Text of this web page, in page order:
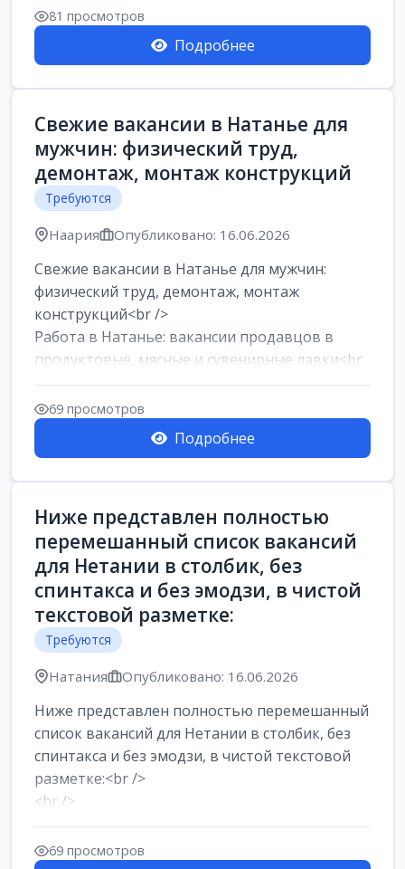
81 просмотров
Подробнее
Свежие вакансии в Натанье для
мужчин: физический труд,
демонтаж, монтаж конструкций
Требуются
Наария Опубликовано: 16.06.2026
Свежие вакансии в Натанье для мужчин:
физический труд, демонтаж, монтаж
конструкций<br />
Работа в Натанье: вакансии продавцов в
продуктовые, мясные и сувенирные лавки<br
/>
Разнорабочий на сборку м...
69 просмотров
Подробнее
Ниже представлен полностью
перемешанный список вакансий
для Нетании в столбик, без
спинтакса и без эмодзи, в чистой
текстовой разметке:
Требуются
Натания Опубликовано: 16.06.2026
Ниже представлен полностью перемешанный
список вакансий для Нетании в столбик, без
спинтакса и без эмодзи, в чистой текстовой
разметке:<br />
<br />
Работа в Нетании на мебельном
производстве: требу...
69 просмотров